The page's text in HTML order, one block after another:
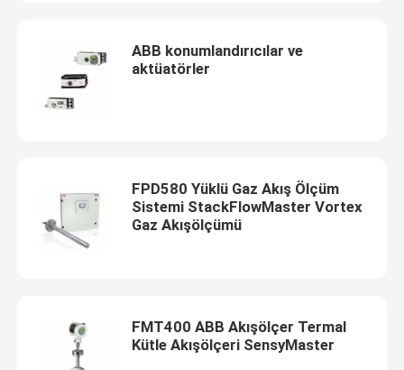
ABB konumlandırıcılar ve
aktüatörler
FPD580 Yüklü Gaz Akış Ölçüm
Sistemi StackFlowMaster Vortex
Gaz Akışölçümü
FMT400 ABB Akışölçer Termal
Kütle Akışölçeri SensyMaster